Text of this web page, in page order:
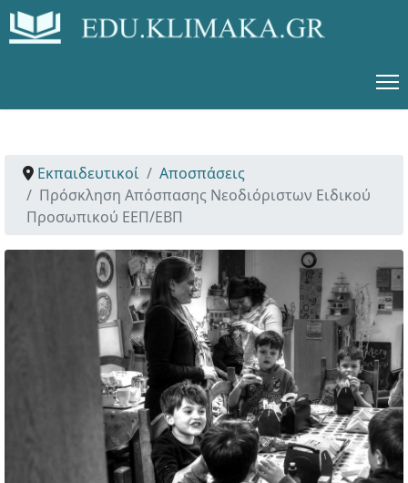
Εκπαιδευτικοί
Αποσπάσεις
Πρόσκληση Απόσπασης Νεοδιόριστων Ειδικού
Προσωπικού ΕΕΠ/ΕΒΠ